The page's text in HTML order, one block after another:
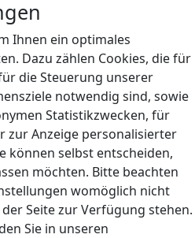
Ihnen ein optimales
Dazu zählen Cookies, die für
die Steuerung unserer
notwendig sind, sowie
Statistikzwecken, für
zur Anzeige personalisierter
können selbst entscheiden,
möchten. Bitte beachten
womöglich nicht
Seite zur Verfügung stehen.
Sie in unseren